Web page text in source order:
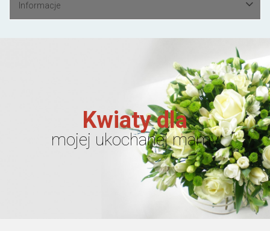
Informacje
Kwiaty dla
mojej ukochanej mamy